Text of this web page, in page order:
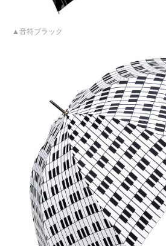
音符ブラック